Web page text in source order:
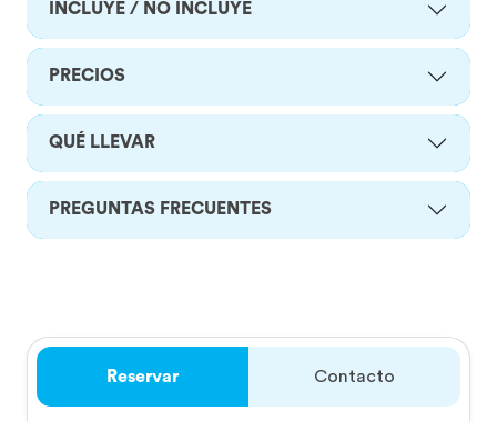
INCLUYE / NO INCLUYE
PRECIOS
QUÉ LLEVAR
PREGUNTAS FRECUENTES
Reservar Contacto